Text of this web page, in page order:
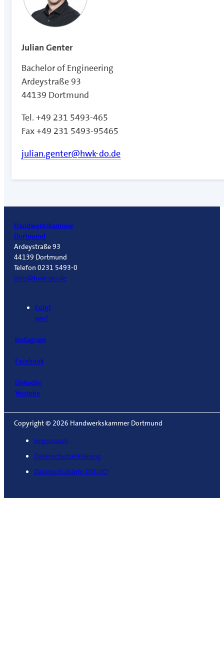
Julian Genter
Bachelor of Engineering
Ardeystraße 93
44139 Dortmund
Tel. +49 231 5493-465
Fax +49 231 5493-95465
julian.genter@hwk-do.de
Handwerkskammer
Dortmund
Ardeystraße 93
44139 Dortmund
Telefon 0231 5493-0
info@hwk-do.de
Folgt
uns!
Instagram
Facebook
Linkedin
Youtube
Copyright © 2026 Handwerkskammer Dortmund
Impressum
Datenschutzerklärung
Datenschutzinfo DSGVO